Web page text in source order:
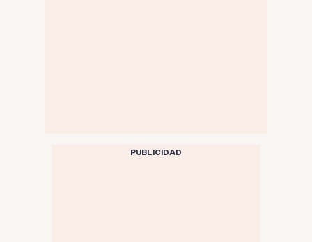
PUBLICIDAD